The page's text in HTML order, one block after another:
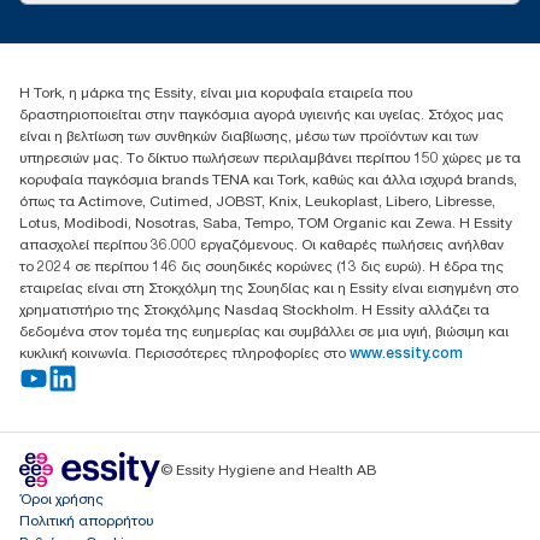
+302102705722
17th klm.National Road Athens-Lamia &2 Kalamatas
14564 N.Kifissia, Athens-Greece
Mob: +306932474930 (για Ελλάδα & Κύπρο)
Η Tork, η μάρκα της Essity, είναι μια κορυφαία εταιρεία που
δραστηριοποιείται στην παγκόσμια αγορά υγιεινής και υγείας. Στόχος μας
είναι η βελτίωση των συνθηκών διαβίωσης, μέσω των προϊόντων και των
υπηρεσιών μας. Το δίκτυο πωλήσεων περιλαμβάνει περίπου 150 χώρες με τα
κορυφαία παγκόσμια brands TENA και Tork, καθώς και άλλα ισχυρά brands,
όπως τα Actimove, Cutimed, JOBST, Knix, Leukoplast, Libero, Libresse,
Lotus, Modibodi, Nosotras, Saba, Tempo, TOM Organic και Zewa. Η Essity
απασχολεί περίπου 36.000 εργαζόμενους. Οι καθαρές πωλήσεις ανήλθαν
το 2024 σε περίπου 146 δις σουηδικές κορώνες (13 δις ευρώ). Η έδρα της
εταιρείας είναι στη Στοκχόλμη της Σουηδίας και η Essity είναι εισηγμένη στο
χρηματιστήριο της Στοκχόλμης Nasdaq Stockholm. Η Essity αλλάζει τα
δεδομένα στον τομέα της ευημερίας και συμβάλλει σε μια υγιή, βιώσιμη και
κυκλική κοινωνία. Περισσότερες πληροφορίες στο www.essity.com
© Essity Hygiene and Health AB
Όροι χρήσης
Πολιτική απορρήτου